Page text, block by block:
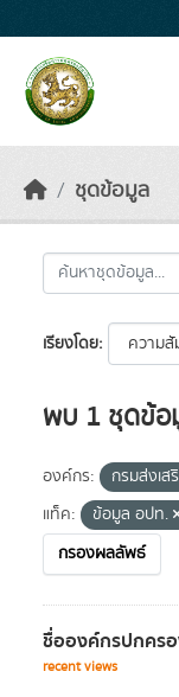
ชุดข้อมูล
เรียงโดย
พบ 1 ชุดข้อ
องค์กร: กรมส่งเ
แท็ค:
ข้อมูล อปท.
กรองผลลัพธ์
ชื่อองค์กรปกคร
recent views